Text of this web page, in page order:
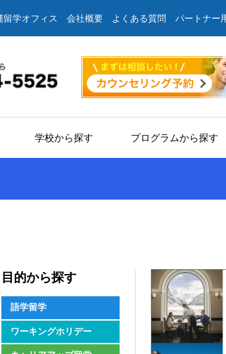
留学オフィス 会社概要 よくある質問 パートナー
学校から探す プログラムから探す
目的から探す
語学留学
ワーキングホリデー